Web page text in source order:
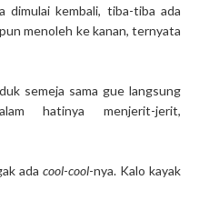
dimulai kembali, tiba-tiba ada
menoleh ke kanan, ternyata
semeja sama gue langsung
hatinya menjerit-jerit,
ada cool-cool-nya. Kalo kayak